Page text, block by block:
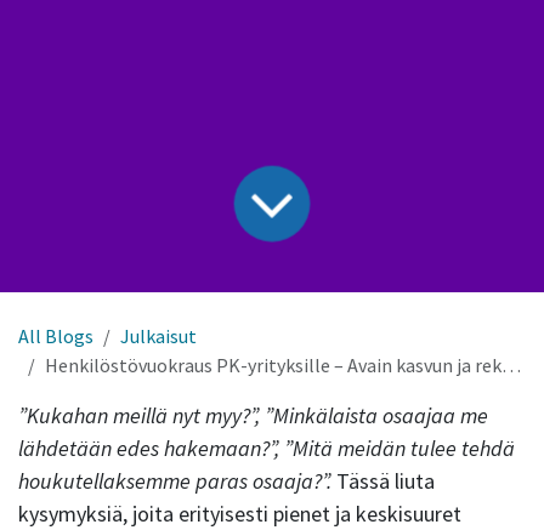
All Blogs
Julkaisut
Henkilöstövuokraus PK-yrityksille – Avain kasvun ja rekrytoinnin tueksi
”Kukahan meillä nyt myy?”, ”Minkälaista osaajaa me
lähdetään edes hakemaan?”, ”Mitä meidän tulee tehdä
houkutellaksemme paras osaaja?”. Tässä liuta
kysymyksiä, joita erityisesti pienet ja keskisuuret